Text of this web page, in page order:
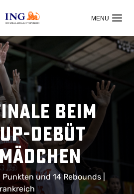
OFFIZIELLER HAUPTSPONSOR
beim
Debüt
und 14 Rebounds |